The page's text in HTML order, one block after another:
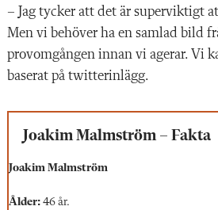
– Jag tycker att det är superviktigt
Men vi behöver ha en samlad bild
provomgången innan vi agerar. Vi
baserat på twitterinlägg.
Joakim Malmström – Fakta
Joakim Malmström
Ålder: 46 år.